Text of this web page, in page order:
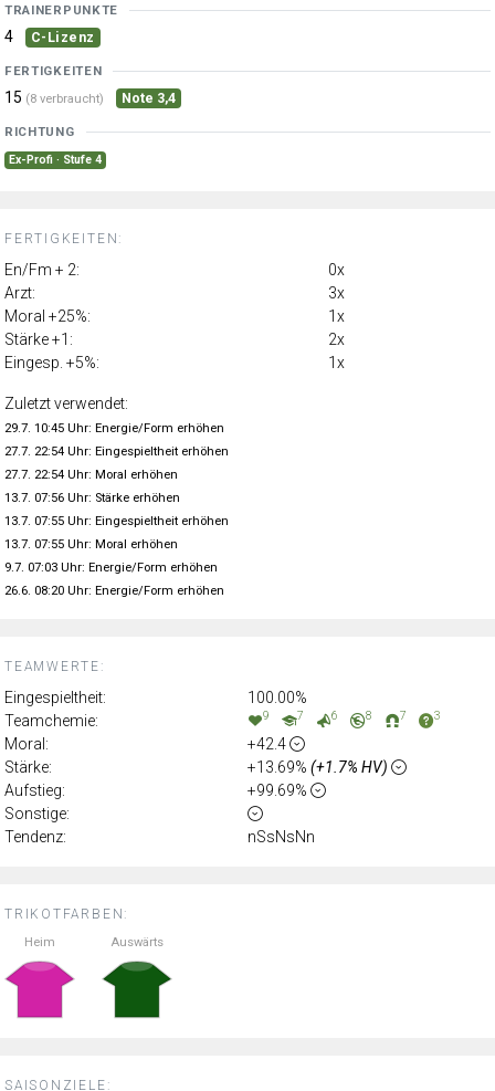
TRIKOTFARBEN:
Heim Auswärts
SAISONZIELE:
TEAMWERTE:
Eingespieltheit:
100.00%
Teamchemie:
9 7 6 8 7 3
Moral:
+42.4
Stärke:
+13.69% (+1.7% HV)
Aufstieg:
+99.69%
Sonstige:
Tendenz:
nSsNsNn
TRAINERPUNKTE
4 C-Lizenz
FERTIGKEITEN
15 (8 verbraucht) Note 3,4
RICHTUNG
Ex-Profi · Stufe 4
FERTIGKEITEN:
En/Fm + 2:
0x
Arzt:
3x
Moral +25%:
1x
Stärke +1:
2x
Eingesp. +5%:
1x
Zuletzt verwendet:
29.7. 10:45 Uhr: Energie/Form erhöhen
27.7. 22:54 Uhr: Eingespieltheit erhöhen
27.7. 22:54 Uhr: Moral erhöhen
13.7. 07:56 Uhr: Stärke erhöhen
13.7. 07:55 Uhr: Eingespieltheit erhöhen
13.7. 07:55 Uhr: Moral erhöhen
9.7. 07:03 Uhr: Energie/Form erhöhen
26.6. 08:20 Uhr: Energie/Form erhöhen